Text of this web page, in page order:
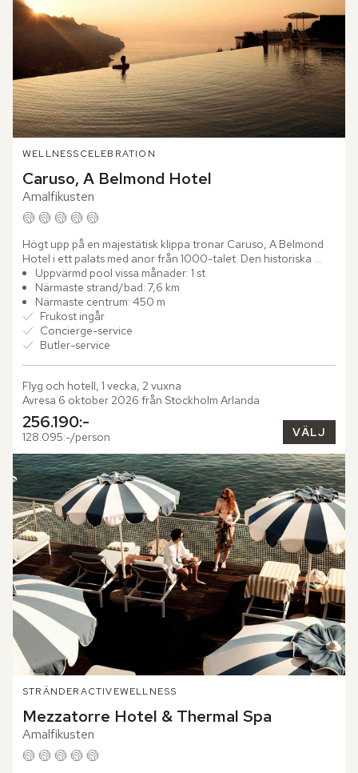
WELLNESSCELEBRATION
Caruso, A Belmond Hotel
Amalfikusten
Högt upp på en majestätisk klippa tronar Caruso, A Belmond
Hotel i ett palats med anor från 1000-talet. Den historiska
byggnaden, som enligt legenden uppfördes som ett tecken
på...
Uppvärmd pool vissa månader: 1 st
Närmaste strand/bad: 7,6 km
Närmaste centrum: 450 m
Frukost ingår
Concierge-service
Butler-service
Flyg och hotell, 1 vecka, 2 vuxna
Avresa 6 oktober 2026 från Stockholm Arlanda
256.190:-
128.095:-/person VÄLJ
STRÄNDERACTIVEWELLNESS
Mezzatorre Hotel & Thermal Spa
Amalfikusten